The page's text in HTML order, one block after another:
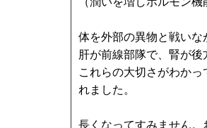
体を外部の異物と戦い
肝が前線部隊で、腎が後
これらの大切さがわか
れました。
長くなってすみません